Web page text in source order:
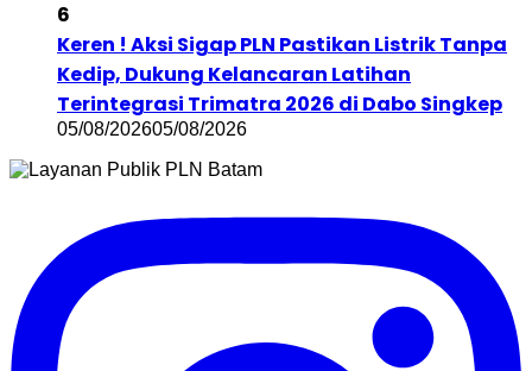
6
Keren ! Aksi Sigap PLN Pastikan Listrik Tanpa
Kedip, Dukung Kelancaran Latihan
Terintegrasi Trimatra 2026 di Dabo Singkep
05/08/202605/08/2026